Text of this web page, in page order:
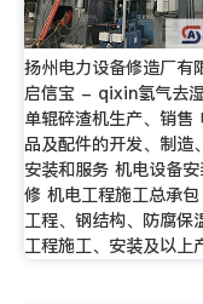
扬州电力设备修造厂有
启信宝 - qixin氢气去湿
单辊碎渣机生产、销售
品及配件的开发、制造
安装和服务 机电设备
修 机电工程施工总承
工程、钢结构、防腐保
工程施工、安装及以